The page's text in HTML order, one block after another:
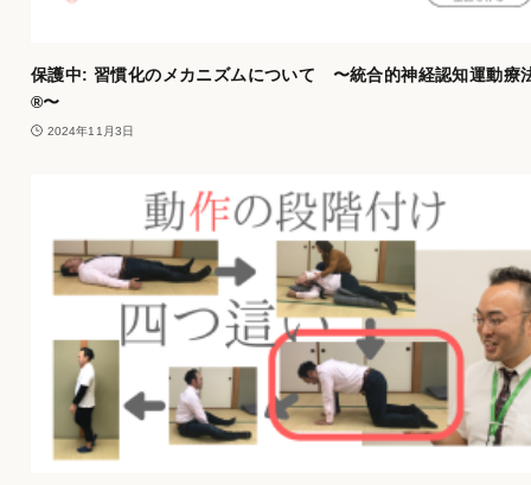
保護中: 習慣化のメカニズムについて 〜統合的神経認知運動療
®︎〜
2024年11月3日